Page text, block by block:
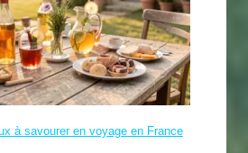
à savourer en voyage en France